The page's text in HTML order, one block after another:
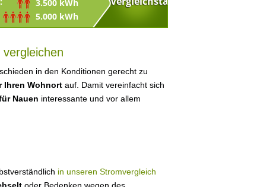
3.500 kWh
5.000 kWh
in den Konditionen gerecht zu
Ihren Wohnort auf. Damit vereinfacht sich
Nauen interessante und vor allem
in unseren Stromvergleich